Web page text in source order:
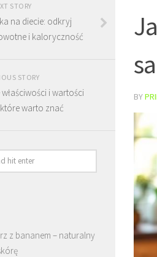
BY
STORY
na diecie: odkryj
i kaloryczność
STORY
i wartości
warto znać
z bananem – naturalny